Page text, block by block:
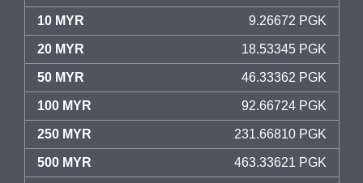
10 MYR 9.26672 PGK
20 MYR 18.53345 PGK
50 MYR 46.33362 PGK
100 MYR 92.66724 PGK
250 MYR 231.66810 PGK
500 MYR 463.33621 PGK